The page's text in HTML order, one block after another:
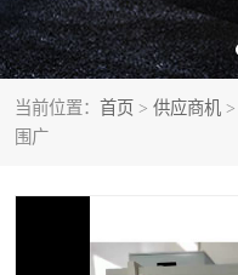
当前位置： 首页 > 供应商机 >
围广